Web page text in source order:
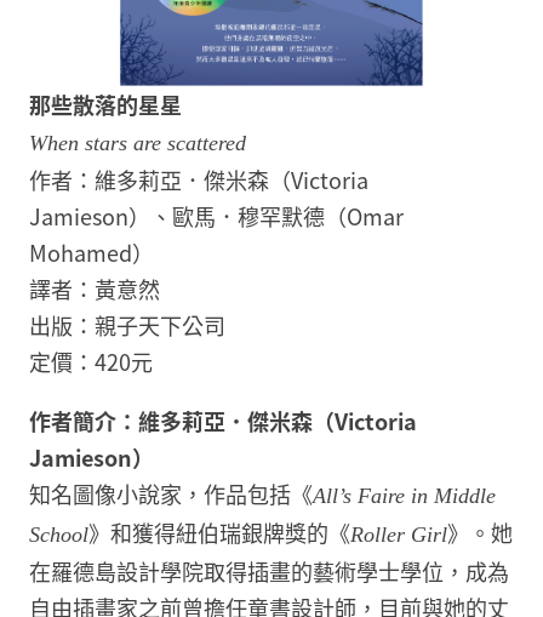
那些散落的星星
When stars are scattered
作者：維多莉亞．傑米森（Victoria
Jamieson）、歐馬．穆罕默德（Omar
Mohamed）
譯者：黃意然
出版：親子天下公司
定價：420元
作者簡介：維多莉亞．傑米森（Victoria
Jamieson）
知名圖像小說家，作品包括《All’s Faire in Middle
School》和獲得紐伯瑞銀牌獎的《Roller Girl》。她
在羅德島設計學院取得插畫的藝術學士學位，成為
自由插畫家之前曾擔任童書設計師，目前與她的丈